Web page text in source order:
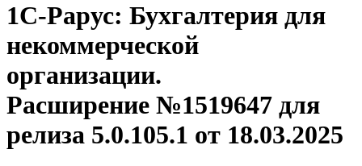
1С-Рарус: Бухгалтерия для
некоммерческой
организации.
Расширение №1519647 для
релиза 5.0.105.1 от 18.03.2025